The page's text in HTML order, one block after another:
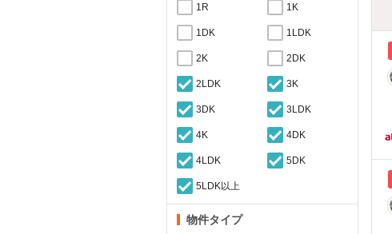
1R 1K
1DK 1LDK
2K 2DK
2LDK 3K
3DK 3LDK
4K 4DK
4LDK 5DK
5LDK以上
物件タイプ